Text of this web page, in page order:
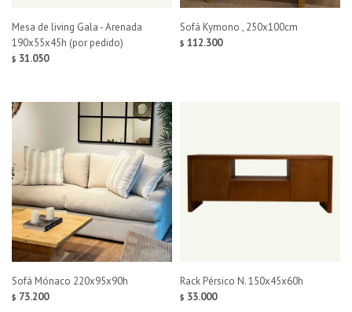
Mesa de living Gala - Arenada
190x55x45h (por pedido)
$ 31.050
Sofá Kymono , 250x100cm
$ 112.300
Sofá Mónaco 220x95x90h
$ 73.200
Rack Pérsico N. 150x45x60h
$ 33.000